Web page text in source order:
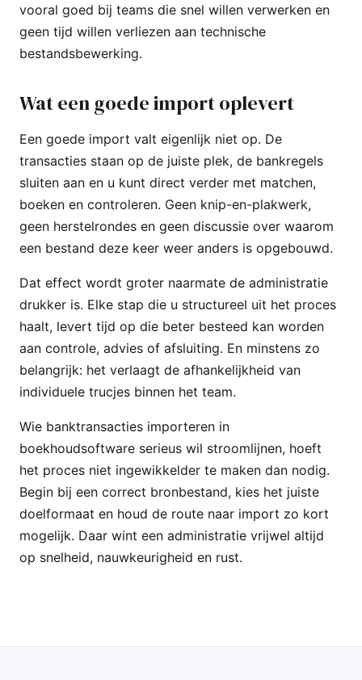
vooral goed bij teams die snel willen verwerken en
geen tijd willen verliezen aan technische
bestandsbewerking.
Wat een goede import oplevert
Een goede import valt eigenlijk niet op. De
transacties staan op de juiste plek, de bankregels
sluiten aan en u kunt direct verder met matchen,
boeken en controleren. Geen knip-en-plakwerk,
geen herstelrondes en geen discussie over waarom
een bestand deze keer weer anders is opgebouwd.
Dat effect wordt groter naarmate de administratie
drukker is. Elke stap die u structureel uit het proces
haalt, levert tijd op die beter besteed kan worden
aan controle, advies of afsluiting. En minstens zo
belangrijk: het verlaagt de afhankelijkheid van
individuele trucjes binnen het team.
Wie banktransacties importeren in
boekhoudsoftware serieus wil stroomlijnen, hoeft
het proces niet ingewikkelder te maken dan nodig.
Begin bij een correct bronbestand, kies het juiste
doelformaat en houd de route naar import zo kort
mogelijk. Daar wint een administratie vrijwel altijd
op snelheid, nauwkeurigheid en rust.